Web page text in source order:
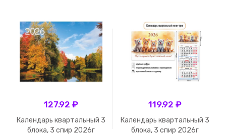
127.92 ₽
Календарь квартальный 3
блока, 3 спир 2026г
119.92 ₽
Календарь квартальный 3
блока, 3 спир 2026г